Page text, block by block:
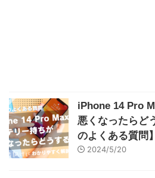
iPhone 14 Pro
悪くなったらど
のよくある質問】
2024/5/20